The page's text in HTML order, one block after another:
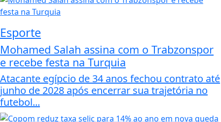
Esporte
Mohamed Salah assina com o Trabzonspor
e recebe festa na Turquia
Atacante egípcio de 34 anos fechou contrato até
junho de 2028 após encerrar sua trajetória no
futebol...